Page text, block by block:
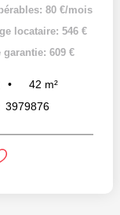
80 €/mois
locataire: 546 €
garantie: 609 €
42 m²
3979876